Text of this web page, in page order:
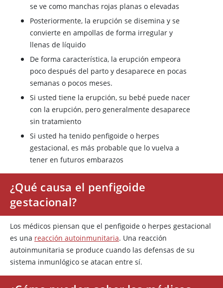
se ve como manchas rojas planas o elevadas
Posteriormente, la erupción se disemina y se
convierte en ampollas de forma irregular y
llenas de líquido
De forma característica, la erupción empeora
poco después del parto y desaparece en pocas
semanas o pocos meses.
Si usted tiene la erupción, su bebé puede nacer
con la erupción, pero generalmente desaparece
sin tratamiento
Si usted ha tenido penfigoide o herpes
gestacional, es más probable que lo vuelva a
tener en futuros embarazos
¿Qué causa el penfigoide
gestacional?
Los médicos piensan que el penfigoide o herpes gestacional
es una reacción autoinmunitaria. Una reacción
autoinmunitaria se produce cuando las defensas de su
sistema inmunlógico se atacan entre sí.